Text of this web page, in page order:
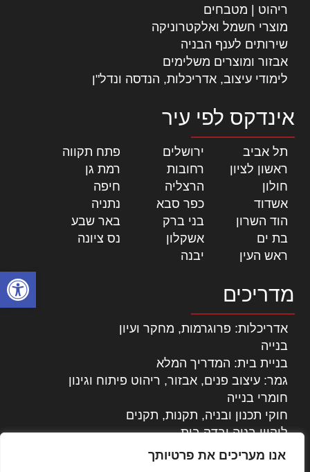
פתח
אנו מעריכים את פרטיותך
ריהוט | מטבחים
מוצרי חשמל ואלקטרוניקה
שירותים לענף הבניה
אבזור ומוצרים משלימים
לימודי עיצוב, אדריכלות, הנדסה ונדל"ן
אינדקס לפי עיר
תל אביב ירושלים פתח תקווה
ראשון לציון
רחובות רמת גן
חולון
הרצליה חיפה
אשדוד
כפר סבא נתניה
הוד השרון
בני ברק באר שבע
בת ים
אשקלון נס ציונה
ראש העין
יבנה
מדריכים
אדריכלות: פרוגרמות, מחקר ועיון
בנייה
בניית בית: המדריך המלא
גמר: עיצוב פנים, אבזור, ריהוט פיתוח וגינון
חומרי בנייה
חוקי תכנון ובניה, תקנות, תקנים
ליקויי בניה ובדק בית
נדל"ן: זכויות, אגרות ועסקאות